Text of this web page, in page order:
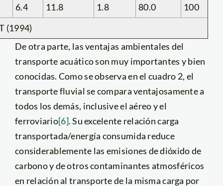
6.4
11.8 1.8 80.0
100
(1994)
De otra parte, las ventajas ambientales del
transporte acuático son muy importantes y bien
conocidas. Como se observa en el cuadro 2, el
transporte fluvial se compara ventajosamente a
todos los demás, inclusive el aéreo y el
ferroviario[6]. Su excelente relación carga
transportada/energía consumida reduce
considerablemente las emisiones de dióxido de
carbono y de otros contaminantes atmosféricos
en relación al transporte de la misma carga por